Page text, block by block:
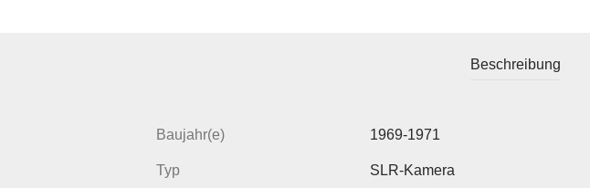
Beschreibung
Baujahr(e) 1969-1971
Typ SLR-Kamera